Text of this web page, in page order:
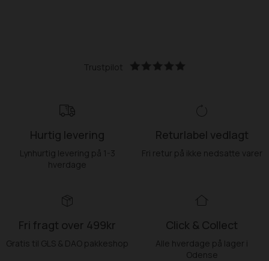
Trustpilot
Hurtig levering
Lynhurtig levering på 1-3
hverdage
Returlabel vedlagt
Fri retur på ikke nedsatte varer
Fri fragt over 499kr
Gratis til GLS & DAO pakkeshop
Click & Collect
Alle hverdage på lager i
Odense